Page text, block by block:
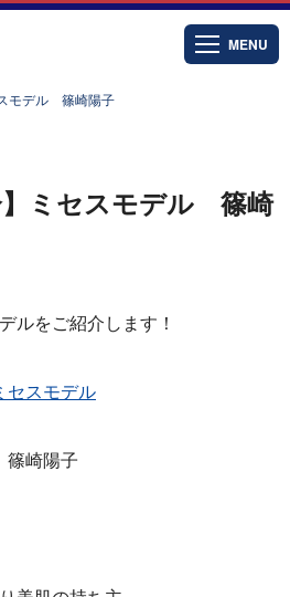
MENU
モデル 篠崎陽子
】ミセスモデル 篠崎
ルをご紹介します！
セスモデル
篠崎陽子